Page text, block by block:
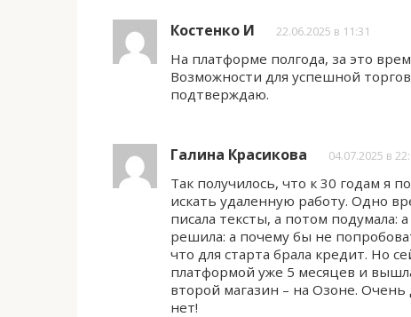
Костенко И 22.06.2025 в 11:31
На платформе полгода, за это
Возможности для успешной
подтверждаю.
Галина Красикова 04.07.2025 в
Так получилось, что к 30 годам я
искать удаленную работу. Одно
писала тексты, а потом подумала:
решила: а почему бы не
что для старта брала кредит. Но
платформой уже 5 месяцев и
второй магазин – на Озоне.
нет!